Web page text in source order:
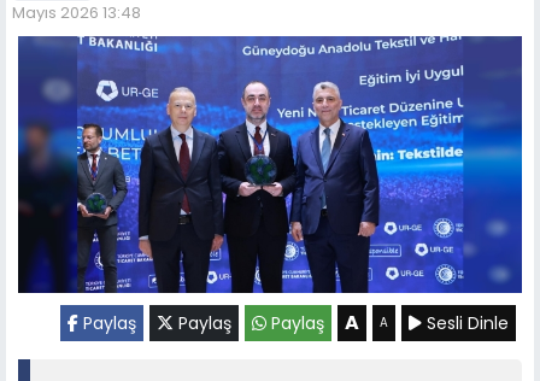
Mayıs 2026 13:48
Paylaş Paylaş Paylaş A A Sesli Dinle